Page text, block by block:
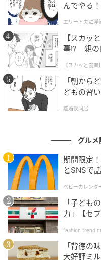
魚の風味豊かなスナッ
べやすいおいしさで、
す。
内容量は21gの食べき
面でも手軽に口にでき
食感を、ノンフライで
たんぱく質が摂れるス
きりサイズの手軽さで
「おさかなスナックア
た。
んでやる
エリート夫に浮
【スカッ
事!? 親の
【スカッと漫
懲らしめた話
「朝から
どもの習
離婚後同居
グル
期間限定
とSNSで
ベビーカレンダ
「子ども
力」【セ
fashion trend
「背徳の
大好評ミ